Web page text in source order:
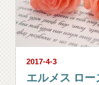
2017-4-3
エルメス ロー